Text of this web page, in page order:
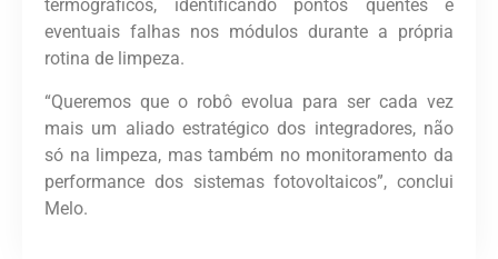
termográficos, identificando pontos quentes e
eventuais falhas nos módulos durante a própria
rotina de limpeza.
“Queremos que o robô evolua para ser cada vez
mais um aliado estratégico dos integradores, não
só na limpeza, mas também no monitoramento da
performance dos sistemas fotovoltaicos”, conclui
Melo.